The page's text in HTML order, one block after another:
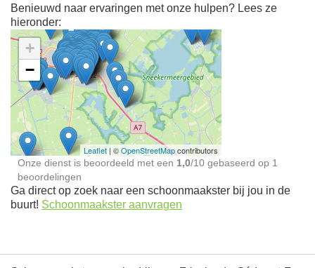
Benieuwd naar ervaringen met onze hulpen? Lees ze
hieronder:
Ontdek meer ervaringen
Schoonmaakster bij
jou in de buurt
+
−
Leaflet | ©OpenStreetMapcontributors
Onze dienst is beoordeeld met een 1,0/10 gebaseerd op 1
beoordelingen
Ga direct op zoek naar een schoonmaakster bij jou in de
buurt! Schoonmaakster aanvragen